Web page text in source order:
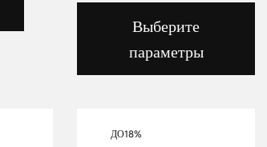
Выберите
параметры
ДО18%